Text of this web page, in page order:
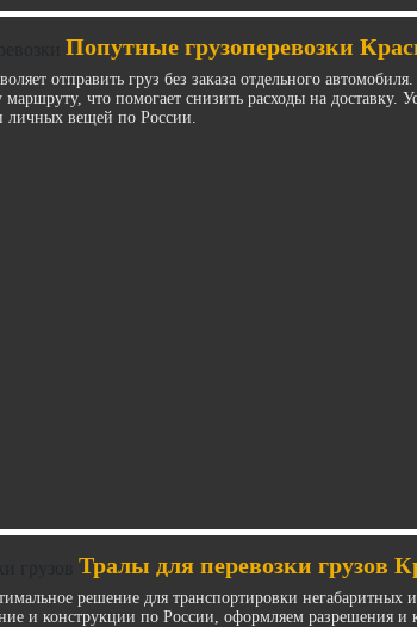
Попутные грузоперевозки
отправить груз без заказа отдельного
что помогает снизить расходы на доставку.
личных вещей по России.
Тралы для перевозки грузов
решение для транспортировки негабаритных
и конструкции по России, оформляем разрешения и